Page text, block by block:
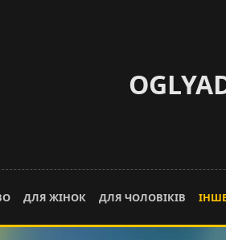
ДЛЯ ЖІНОК ДЛЯ ЧОЛОВІКІВ